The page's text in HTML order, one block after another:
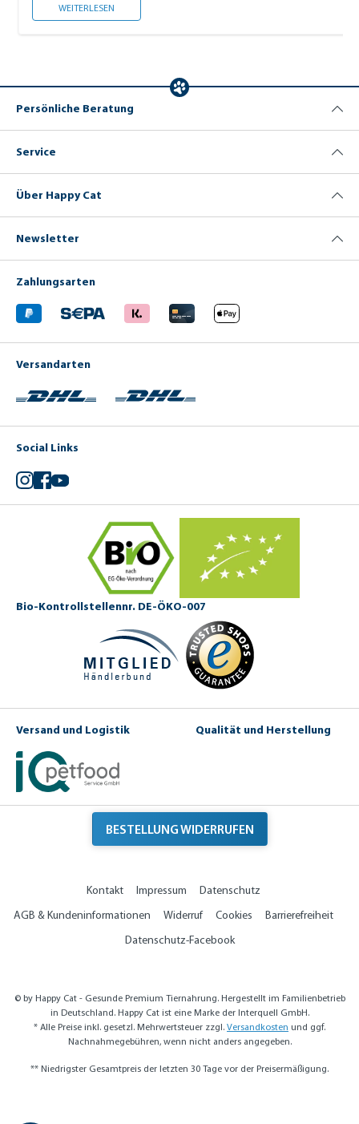
WEITERLESEN
Persönliche Beratung
Service
Über Happy Cat
Newsletter
Zahlungsarten
Versandarten
Social Links
Instagram
Facebook
YouTube
Bio-Kontrollstellennr. DE-ÖKO-007
Versand und Logistik Qualität und Herstellung
BESTELLUNG WIDERRUFEN
Kontakt Impressum
Datenschutz
AGB & Kundeninformationen
Widerruf Cookies
Barrierefreiheit
Datenschutz-Facebook
© by Happy Cat - Gesunde Premium Tiernahrung. Hergestellt im Familienbetrieb
in Deutschland. Happy Cat ist eine Marke der Interquell GmbH.
* Alle Preise inkl. gesetzl. Mehrwertsteuer zzgl. Versandkosten und ggf.
Nachnahmegebühren, wenn nicht anders angegeben.
** Niedrigster Gesamtpreis der letzten 30 Tage vor der Preisermäßigung.